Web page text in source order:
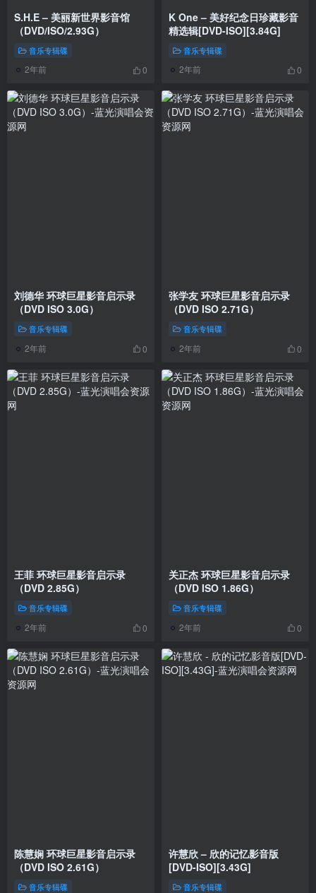
S.H.E – 美丽新世界影音馆
（DVD/ISO/2.93G）
音乐专辑碟
2年前 0
K One – 美好纪念日珍藏影音
精选辑[DVD-ISO][3.84G]
音乐专辑碟
2年前 0
刘德华 环球巨星影音启示录
（DVD ISO 3.0G）
音乐专辑碟
2年前 0
张学友 环球巨星影音启示录
（DVD ISO 2.71G）
音乐专辑碟
2年前 0
王菲 环球巨星影音启示录
（DVD 2.85G）
音乐专辑碟
2年前 0
关正杰 环球巨星影音启示录
（DVD ISO 1.86G）
音乐专辑碟
2年前 0
陈慧娴 环球巨星影音启示录
（DVD ISO 2.61G）
音乐专辑碟
许慧欣 – 欣的记忆影音版
[DVD-ISO][3.43G]
音乐专辑碟